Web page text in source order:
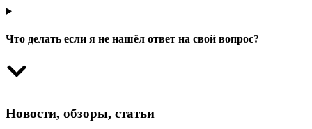
Что делать если я не нашёл ответ на свой вопрос?
Новости, обзоры, статьи